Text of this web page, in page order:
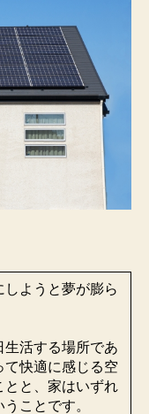
ようと夢が膨ら
生活する場所であ
て快適に感じる空
とと、家はいずれ
ことです。